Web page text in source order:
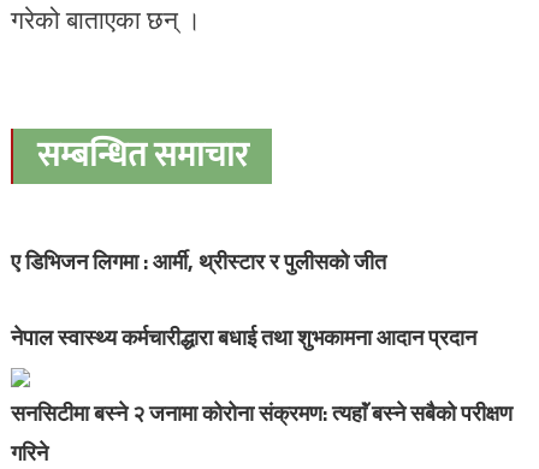
गरेको बाताएका छन् ।
सम्बन्धित समाचार
ए डिभिजन लिगमा : आर्मी, थ्रीस्टार र पुलीसको जीत
नेपाल स्वास्थ्य कर्मचारीद्धारा बधाई तथा शुभकामना आदान प्रदान
सनसिटीमा बस्ने २ जनामा कोरोना संक्रमण: त्यहाॅं बस्ने सबैको परीक्षण
गरिने